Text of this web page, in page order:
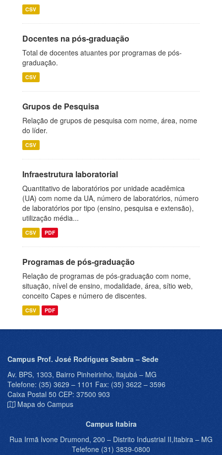
CSV
Docentes na pós-graduação
Total de docentes atuantes por programas de pós-
graduação.
CSV
Grupos de Pesquisa
Relação de grupos de pesquisa com nome, área, nome
do líder.
CSV
Infraestrutura laboratorial
Quantitativo de laboratórios por unidade acadêmica
(UA) com nome da UA, número de laboratórios, número
de laboratórios por tipo (ensino, pesquisa e extensão),
utilização média...
CSV PDF
Programas de pós-graduação
Relação de programas de pós-graduação com nome,
situação, nível de ensino, modalidade, área, sítio web,
conceito Capes e número de discentes.
CSV PDF
Campus Prof. José Rodrigues Seabra – Sede
Av. BPS, 1303, Bairro Pinheirinho, Itajubá – MG
Telefone: (35) 3629 – 1101 Fax: (35) 3622 – 3596
Caixa Postal 50 CEP: 37500 903
Mapa do Campus
Campus Itabira
Rua Irmã Ivone Drumond, 200 – Distrito Industrial II,Itabira – MG
Telefone (31) 3839-0800